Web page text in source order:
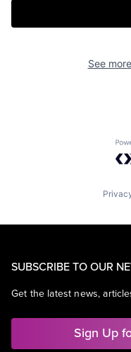
See
SUBSCRIBE TO OUR
Get the latest news,
Sign Up